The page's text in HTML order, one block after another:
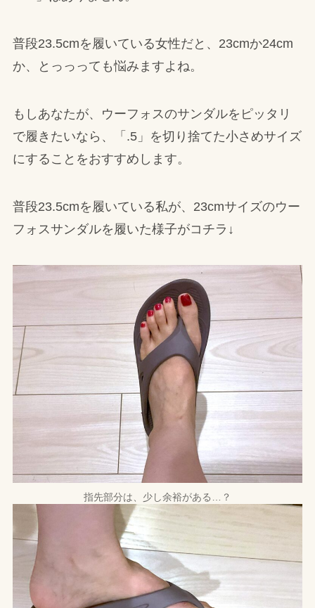
普段23.5cmを履いている女性だと、23cmか24cm
か、とっっっても悩みますよね。
もしあなたが、ウーフォスのサンダルをピッタリ
で履きたいなら、「.5」を切り捨てた小さめサイズ
にすることをおすすめします。
普段23.5cmを履いている私が、23cmサイズのウー
フォスサンダルを履いた様子がコチラ↓
指先部分は、少し余裕がある…？